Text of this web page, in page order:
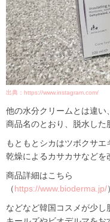
出典：https://www.instagram.com/
他の水分クリームとは違い
商品名のとおり、脱水した
もともとシカはツボクサ
乾燥によるカサカサなどを
商品詳細はこちら
（https://www.bioderma.jp/）
などなど韓国コスメが少